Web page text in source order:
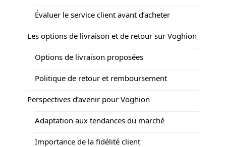
Évaluer le service client avant d’acheter
Les options de livraison et de retour sur Voghion
Options de livraison proposées
Politique de retour et remboursement
Perspectives d’avenir pour Voghion
Adaptation aux tendances du marché
Importance de la fidélité client